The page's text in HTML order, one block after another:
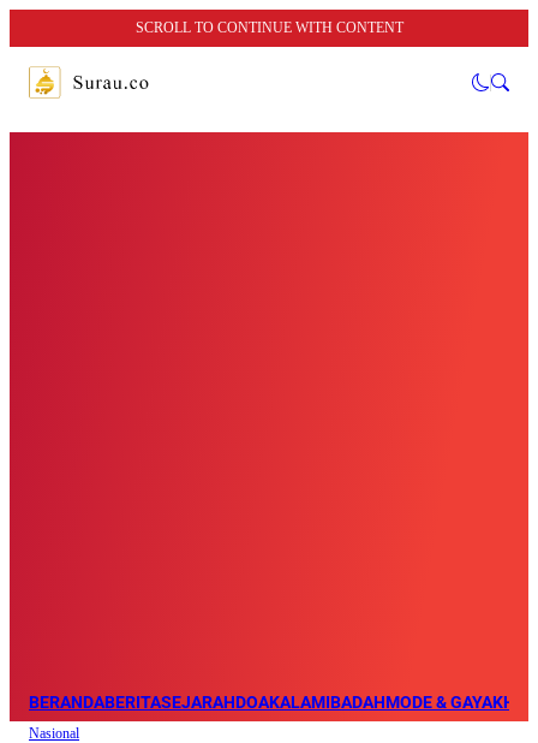
SCROLL TO CONTINUE WITH CONTENT
BERANDABERITASEJARAHDOAKALAMIBADAHMODE & GAYA
Nasional